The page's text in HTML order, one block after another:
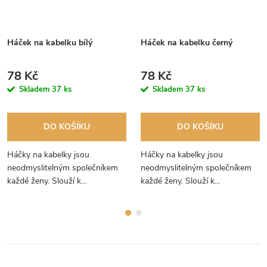
Háček na kabelku bílý
78 Kč
Skladem 37 ks
DO KOŠÍKU
Háčky na kabelky jsou
neodmyslitelným společníkem
každé ženy. Slouží k
Háček na kabelku černý
78 Kč
Skladem 37 ks
DO KOŠÍKU
Háčky na kabelky jsou
neodmyslitelným společníkem
každé ženy. Slouží k